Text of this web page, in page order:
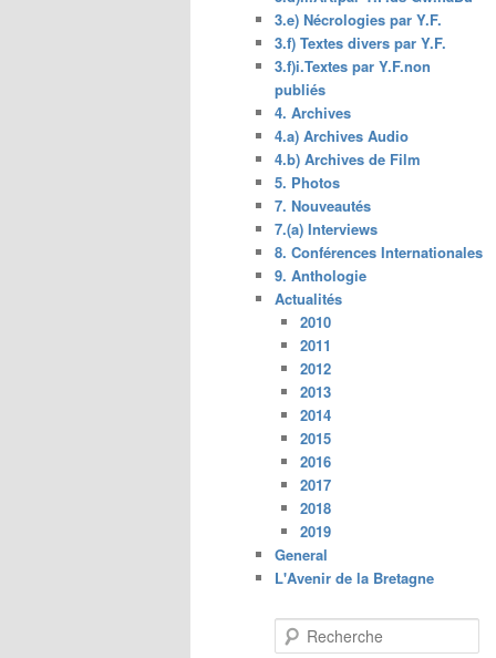
3.e) Nécrologies par Y.F.
3.f) Textes divers par Y.F.
3.f)i.Textes par Y.F.non
publiés
4. Archives
4.a) Archives Audio
4.b) Archives de Film
5. Photos
7. Nouveautés
7.(a) Interviews
8. Conférences Internationales
9. Anthologie
Actualités
2010
2011
2012
2013
2014
2015
2016
2017
2018
2019
General
L'Avenir de la Bretagne
e